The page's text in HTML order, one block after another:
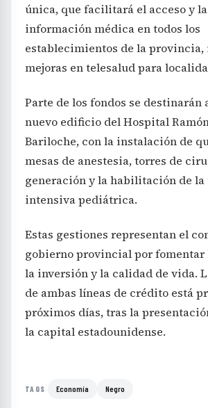
única, que facilitará el acceso y
información médica en todos los
establecimientos de la
mejoras en telesalud para
Parte de los fondos se destinarán
nuevo edificio del Hospital
Bariloche, con la instalación de
mesas de anestesia, torres de
generación y la habilitación de
intensiva pediátrica.
Estas gestiones representan el
gobierno provincial por fomentar
la inversión y la calidad de vida.
de ambas líneas de crédito está
próximos días, tras la
la capital estadounidense.
TAGS Economía Negro